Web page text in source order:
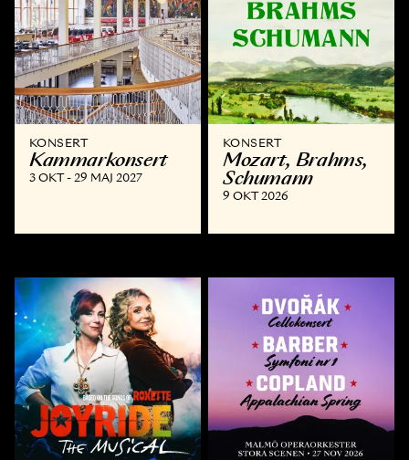
KONSERT
Kammar­konsert
3 OKT - 29 MAJ 2027
KONSERT
Mozart, Brahms,
Schumann
9 OKT 2026